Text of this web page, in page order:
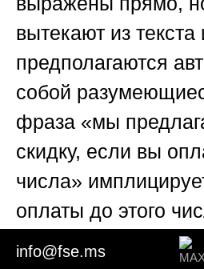
вытекают из текста
предполагаются
собой
фраза «мы
скидку, если вы
числа»
оплаты до этого
предоставляется,
info@fse.ms